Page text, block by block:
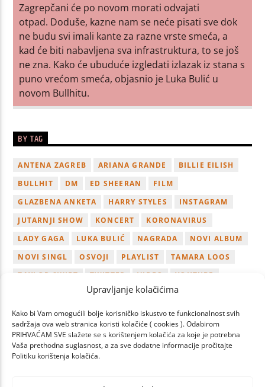
Upravljanje kolačićima
Kako bi Vam omogućili bolje korisničko iskustvo te funkcionalnost svih
sadržaja ova web stranica koristi kolačiće ( cookies ). Odabirom
PRIHVAĆAM SVE slažete se s korištenjem kolačića za koje je potrebna
Vaša prethodna suglasnost, a za sve dodatne informacije pročitajte
Politiku korištenja kolačića.
Zagrepčani će po novom morati odvajati
otpad. Doduše, kazne nam se neće pisati sve dok
ne budu svi imali kante za razne vrste smeća, a
kad će biti nabavljena sva infrastruktura, to se još
ne zna. Kako će ubuduće izgledati izlazak iz stana s
puno vrećom smeća, objasnio je Luka Bulić u
novom Bullhitu.
BY TAG
ANTENA ZAGREB ARIANA GRANDE
BILLIE EILISH
BULLHIT
DM ED SHEERAN
FILM
GLAZBENA ANKETA
HARRY STYLES
INSTAGRAM
JUTARNJI SHOW
KONCERT
KORONAVIRUS
LADY GAGA
LUKA BULIĆ NAGRADA
NOVI ALBUM
NOVI SINGL
OSVOJI PLAYLIST
TAMARA LOOS
TAYLOR SWIFT
TWITTER VIDEO
YOUTUBE